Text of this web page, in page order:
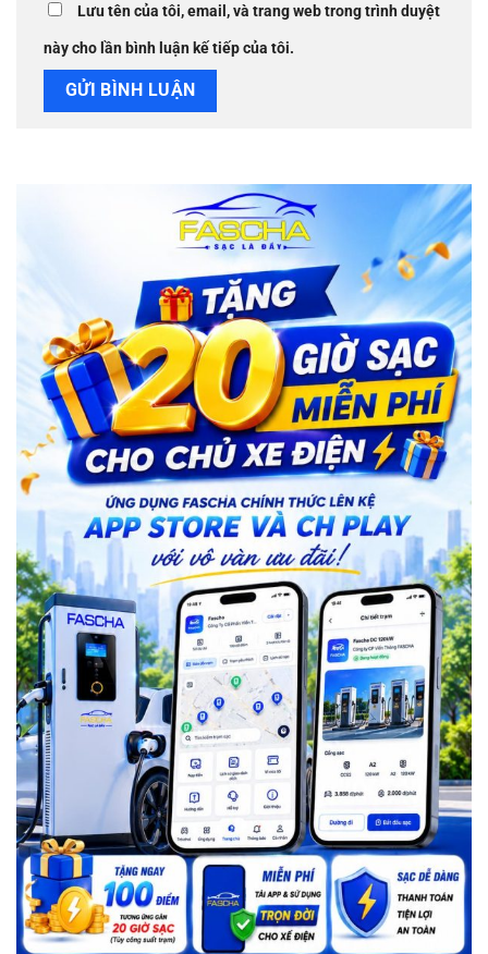
Lưu tên của tôi, email, và trang web trong trình duyệt
này cho lần bình luận kế tiếp của tôi.